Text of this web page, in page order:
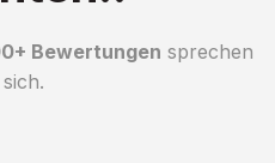
Bewertungen sprechen